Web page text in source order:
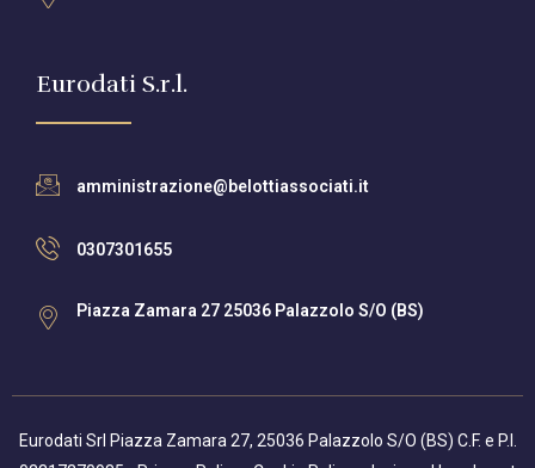
Eurodati S.r.l.
amministrazione@belottiassociati.it
0307301655
Piazza Zamara 27 25036 Palazzolo S/O (BS)
Eurodati Srl Piazza Zamara 27, 25036 Palazzolo S/O (BS) C.F. e P.I.